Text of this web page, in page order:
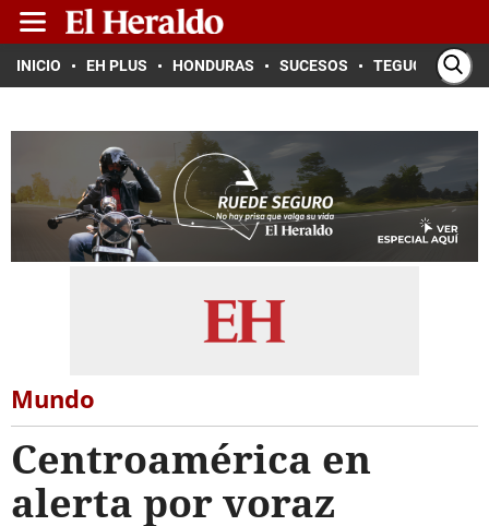
INICIO EH PLUS HONDURAS SUCESOS TEGUCIGALPA
Mundo
Centroamérica en
alerta por voraz